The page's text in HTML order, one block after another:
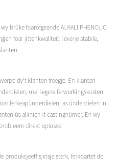
brûke foarôfgeande ALKALI PHENOLIC
foar jittenkwaliteit, leverje stabile,
dy't klanten freegje. En klanten
mei legere ferwurkingskosten.
ferkeapûnderdielen, as ûnderdielen in
ús allinich it castingnûmer. En wy
direkt oplosse.
produksjeeffisjinsje sterk, ferkoartet de